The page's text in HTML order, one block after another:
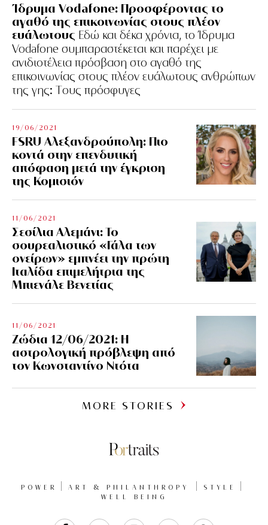
Ίδρυμα Vodafone: Προσφέροντας το
αγαθό της επικοινωνίας στους πλέον
ευάλωτους Εδώ και δέκα χρόνια, το Ίδρυμα
Vodafone συμπαραστέκεται και παρέχει με
ανιδιοτέλεια πρόσβαση στο αγαθό της
επικοινωνίας στους πλέον ευάλωτους ανθρώπων
της γης: Tους πρόσφυγες
19/06/2021
FSRU Αλεξανδρούπολη: Πιο
κοντά στην επενδυτική
απόφαση μετά την έγκριση
της Κομισιόν
11/06/2021
Σεσίλια Αλεμάνι: Το
σουρεαλιστικό «Γάλα των
ονείρων» εμπνέει την πρώτη
Ιταλίδα επιμελήτρια της
Μπιενάλε Βενετίας
11/06/2021
Ζώδια 12/06/2021: Η
αστρολογική πρόβλεψη από
τον Κωνσταντίνο Ντότα
MORE STORIES
POWER ART & PHILANTHROPY
STYLE
WELL BEING